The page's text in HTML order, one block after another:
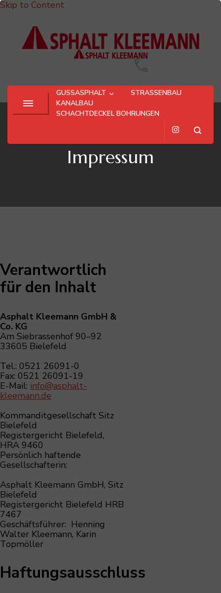
Skip to Content
Asphalt Kleemann
GUSSASPHALT
STRASSENBAU
KANALBAU
SCHACHTDECKEL BOHRUNGEN
Impressum
Verantwortlich
für den Inhalt
Asphalt Kleemann GmbH &
Co. KG
Am Siebrassenhof 90–92
33605 Bielefeld
Tel.: 0521 26091-0
Fax: 0521 26091-19
E-Mail: info@asphalt-
kleemann.de
Kommanditgesellschaft Sitz
Bielefeld
Registergericht Bielefeld,
HRA 9460
Persönlich haftende
Gesellschafterin:
Asphalt Kleemann GmbH, Sitz
Bielefeld
Registergericht Bielefeld HRB
7467
Geschäftsführer: Henning
Walter Kleemann, Karin
Topmöller
Haftungsausschluss